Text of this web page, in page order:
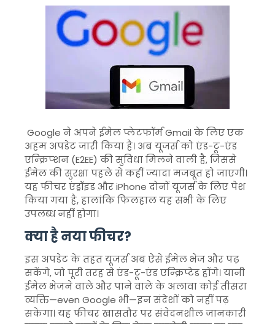
Google ने अपने ईमेल प्लेटफॉर्मGmail के लिए एक
अहम अपडेट जारी किया है। अब यूजर्स को एंड-टू-एंड
एन्क्रिप्शन (E2EE) की सुविधा मिलने वाली है, जिससे
ईमेल की सुरक्षा पहले से कहीं ज्यादा मजबूत हो जाएगी।
यह फीचर एंड्रॉइड और iPhone दोनों यूजर्स के लिए पेश
किया गया है, हालांकि फिलहाल यह सभी के लिए
उपलब्ध नहीं होगा।
क्या है नया फीचर?
इस अपडेट के तहत यूजर्स अब ऐसे ईमेल भेज और पढ़
सकेंगे, जो पूरी तरह से एंड-टू-एंड एन्क्रिप्टेड होंगे। यानी
ईमेल भेजने वाले और पाने वाले के अलावा कोई तीसरा
व्यक्ति—even Google भी—इन संदेशों को नहीं पढ़
सकेगा। यह फीचर खासतौर पर संवेदनशील जानकारी